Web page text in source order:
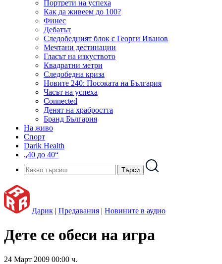
Портрети на успеха
Как да живеем до 100?
Финес
Дебатът
Следобедният блок с Георги Иванов
Мечтани дестинации
Гласът на изкуството
Квадратни метри
Следобедна криза
Новите 240: Посоката на България
Часът на успеха
Connected
Денят на храбростта
Бранд България
На живо
Спорт
Darik Health
„40 до 40“
Дарик | Предавания | Новините в аудио
Дете се обеси на игра
24 Март 2009 00:00 ч.